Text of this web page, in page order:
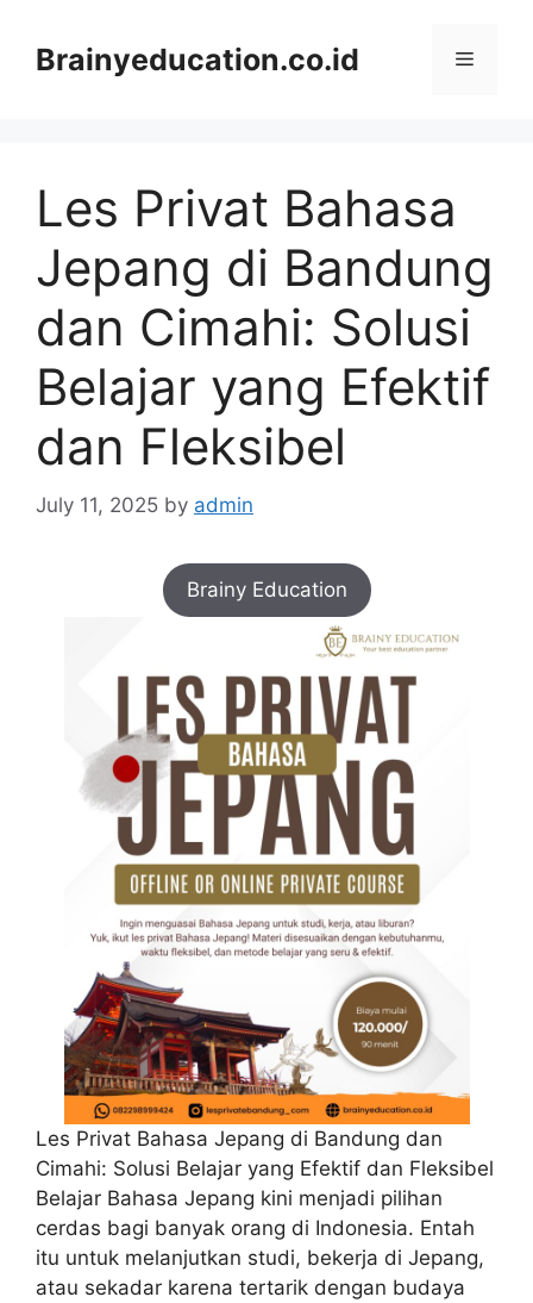
contentBrainyeducation.co.id Menu
Les Privat Bahasa
Jepang di Bandung
dan Cimahi: Solusi
Belajar yang Efektif
dan Fleksibel
July 11, 2025 by admin
Brainy Education
Les Privat Bahasa Jepang di Bandung dan
Cimahi: Solusi Belajar yang Efektif dan Fleksibel
Belajar Bahasa Jepang kini menjadi pilihan
cerdas bagi banyak orang di Indonesia. Entah
itu untuk melanjutkan studi, bekerja di Jepang,
atau sekadar karena tertarik dengan budaya